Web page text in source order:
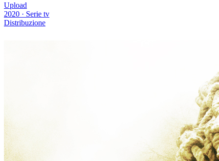
Upload
2020 · Serie tv
Distribuzione